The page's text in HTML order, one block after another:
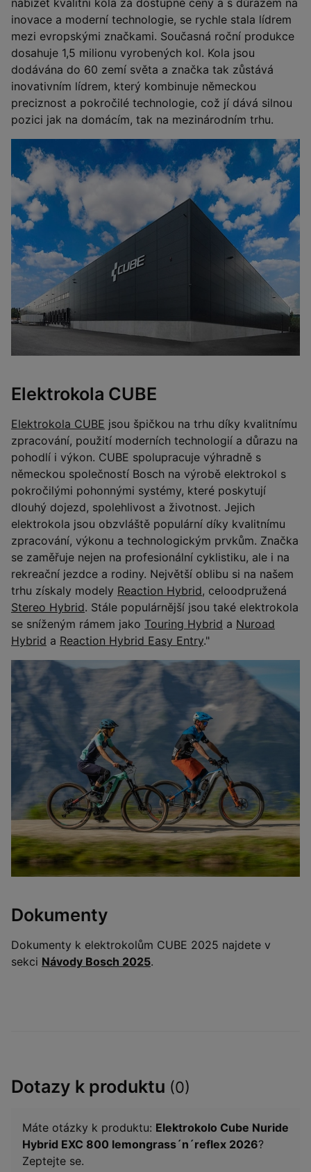
nabízet kvalitní kola za dostupné ceny a s důrazem na
inovace a moderní technologie, se rychle stala lídrem
mezi evropskými značkami. Současná roční produkce
dosahuje 1,5 milionu vyrobených kol. Kola jsou
dodávána do 60 zemí světa a značka tak zůstává
inovativním lídrem, který kombinuje německou
preciznost a pokročilé technologie, což jí dává silnou
pozici jak na domácím, tak na mezinárodním trhu.
Elektrokola CUBE
Elektrokola CUBE jsou špičkou na trhu díky kvalitnímu
zpracování, použití moderních technologií a důrazu na
pohodlí i výkon. CUBE spolupracuje výhradně s
německou společností Bosch na výrobě elektrokol s
pokročilými pohonnými systémy, které poskytují
dlouhý dojezd, spolehlivost a životnost. Jejich
elektrokola jsou obzvláště populární díky kvalitnímu
zpracování, výkonu a technologickým prvkům. Značka
se zaměřuje nejen na profesionální cyklistiku, ale i na
rekreační jezdce a rodiny. Největší oblibu si na našem
trhu získaly modely Reaction Hybrid, celoodpružená
Stereo Hybrid. Stále populárnější jsou také elektrokola
se sníženým rámem jako Touring Hybrid a Nuroad
Hybrid a Reaction Hybrid Easy Entry."
Dokumenty
Dokumenty k elektrokolům CUBE 2025 najdete v
sekci Návody Bosch 2025.
Dotazy k produktu (0)
Máte otázky k produktu: Elektrokolo Cube Nuride
Hybrid EXC 800 lemongrass´n´reflex 2026?
Zeptejte se.